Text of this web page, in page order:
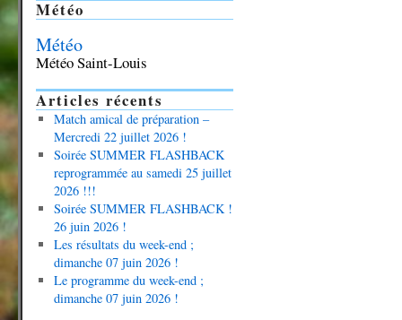
Météo
Météo
Météo Saint-Louis
Articles récents
Match amical de préparation –
Mercredi 22 juillet 2026 !
Soirée SUMMER FLASHBACK
reprogrammée au samedi 25 juillet
2026 !!!
Soirée SUMMER FLASHBACK !
26 juin 2026 !
Les résultats du week-end ;
dimanche 07 juin 2026 !
Le programme du week-end ;
dimanche 07 juin 2026 !